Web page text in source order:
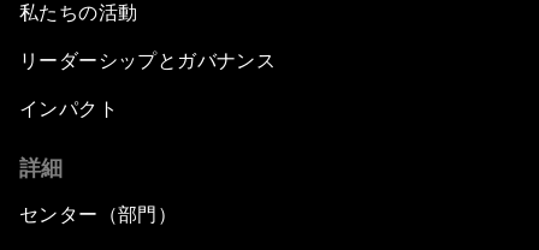
私たちの活動
リーダーシップとガバナンス
インパクト
詳細
センター（部門）